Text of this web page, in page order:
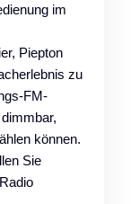
im
Piepton
zu
FM-
können.
Sie